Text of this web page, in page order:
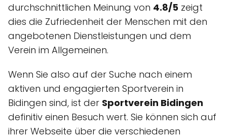
durchschnittlichen Meinung von 4.8/5 zeigt
dies die Zufriedenheit der Menschen mit den
angebotenen Dienstleistungen und dem
Verein im Allgemeinen.
Wenn Sie also auf der Suche nach einem
aktiven und engagierten Sportverein in
Bidingen sind, ist der Sportverein Bidingen
definitiv einen Besuch wert. Sie können sich auf
ihrer Webseite über die verschiedenen